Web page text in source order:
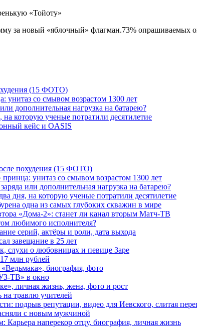
за новый «яблочный» флагман.73%
(15 ФОТО)
со смывом возрастом 1300 лет
дополнительная нагрузка на батарею?
которую ученые потратили десятилетие
кейс и OASIS
похудения (15 ФОТО)
унитаз со смывом возрастом 1300 лет
или дополнительная нагрузка на батарею?
дня, на которую ученые потратили десятилетие
одна из самых глубоких скважин в мире
«Дома-2»: станет ли канал вторым Матч-ТВ
любимого исполнителя?
серий, актёры и роли, дата выхода
завещание в 25 лет
слухи о любовницах и певице Заре
млн рублей
биография, фото
ТВ» в окно
личная жизнь, жена, фото и рост
травлю учителей
подрыв репутации, видео для Иевского, слитая
с новым мужчиной
наперекор отцу, биография, личная жизнь